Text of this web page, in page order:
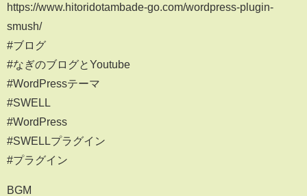
https://www.hitoridotambade-go.com/wordpress-plugin-
smush/
#ブログ
#なぎのブログとYoutube
#WordPressテーマ
#SWELL
#WordPress
#SWELLプラグイン
#プラグイン
BGM